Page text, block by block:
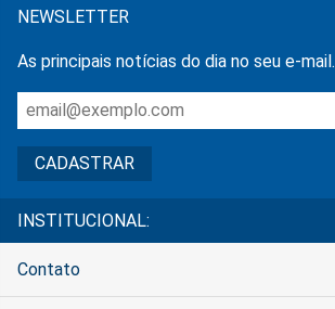
NEWSLETTER
As principais notícias do dia no seu e-mail.
INSTITUCIONAL:
Contato